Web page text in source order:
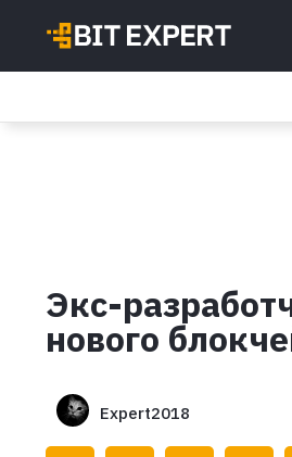
Экс-
нового
Expert2018